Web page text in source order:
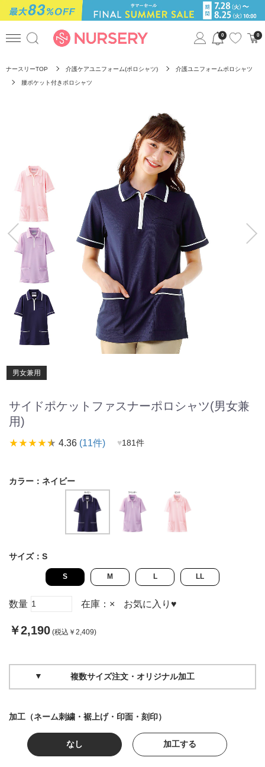
0 0
ナースリーTOP 介護ケアユニフォーム(ポロシャツ) 介護ユニフォームポロシャツ
腰ポケット付きポロシャツ
男女兼用
サイドポケットファスナーポロシャツ(男女兼
用)
star_ratestar_ratestar_ratestar_ratestar_rate 4.36 (11件) ♥181件
カラー： ネイビー
サイズ： S
S M L LL
数量 在庫： × お気に入り ♥
￥2,190 (税込￥2,409)
複数サイズ注文・オリジナル加工
加工（ネーム刺繍・裾上げ・印面・刻印）
なし 加工する